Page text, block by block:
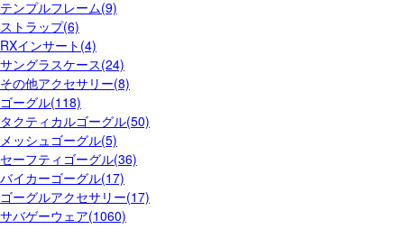
テンプルフレーム(9)
ストラップ(6)
RXインサート(4)
サングラスケース(24)
その他アクセサリー(8)
ゴーグル(118)
タクティカルゴーグル(50)
メッシュゴーグル(5)
セーフティゴーグル(36)
バイカーゴーグル(17)
ゴーグルアクセサリー(17)
サバゲーウェア(1060)